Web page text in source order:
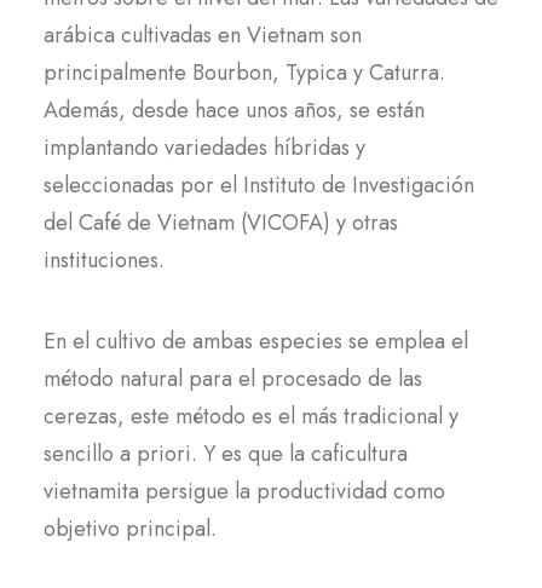
arábica cultivadas en Vietnam son
principalmente Bourbon, Typica y Caturra.
Además, desde hace unos años, se están
implantando variedades híbridas y
seleccionadas por el Instituto de Investigación
del Café de Vietnam (VICOFA) y otras
instituciones.
En el cultivo de ambas especies se emplea el
método natural para el procesado de las
cerezas, este método es el más tradicional y
sencillo a priori. Y es que la caficultura
vietnamita persigue la productividad como
objetivo principal.